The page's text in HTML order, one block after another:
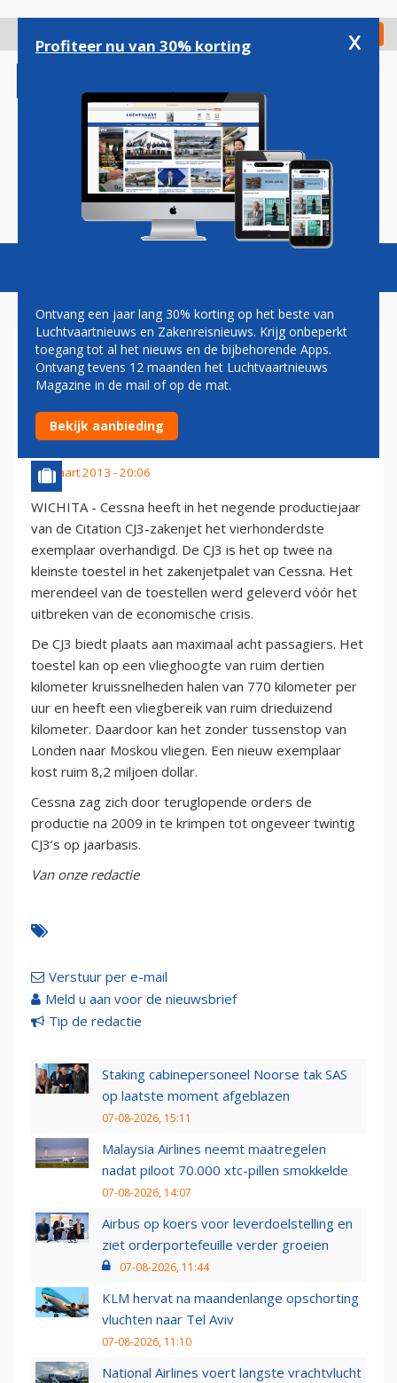
gaan
Check in
Magazine Podcasts Vacatures
CESSNA LEVERT
VIERHONDERDSTE CJ3-
ZAKENJET AF
30 maart 2013 - 20:06
WICHITA - Cessna heeft in het negende productiejaar
van de Citation CJ3-zakenjet het vierhonderdste
exemplaar overhandigd. De CJ3 is het op twee na
kleinste toestel in het zakenjetpalet van Cessna. Het
merendeel van de toestellen werd geleverd vóór het
uitbreken van de economische crisis.
De CJ3 biedt plaats aan maximaal acht passagiers. Het
toestel kan op een vlieghoogte van ruim dertien
kilometer kruissnelheden halen van 770 kilometer per
uur en heeft een vliegbereik van ruim drieduizend
kilometer. Daardoor kan het zonder tussenstop van
Londen naar Moskou vliegen. Een nieuw exemplaar
kost ruim 8,2 miljoen dollar.
Cessna zag zich door teruglopende orders de
productie na 2009 in te krimpen tot ongeveer twintig
CJ3’s op jaarbasis.
Van onze redactie
Verstuur per e-mail
Meld u aan voor de nieuwsbrief
Tip de redactie
Staking cabinepersoneel Noorse tak SAS
op laatste moment afgeblazen
07-08-2026, 15:11
Malaysia Airlines neemt maatregelen
nadat piloot 70.000 xtc-pillen smokkelde
07-08-2026, 14:07
Airbus op koers voor leverdoelstelling en
ziet orderportefeuille verder groeien
07-08-2026, 11:44
KLM hervat na maandenlange opschorting
vluchten naar Tel Aviv
07-08-2026, 11:10
National Airlines voert langste vrachtvlucht
Profiteer nu van 30% korting x
Ontvang een jaar lang 30% korting op het beste van
Luchtvaartnieuws en Zakenreisnieuws. Krijg onbeperkt
toegang tot al het nieuws en de bijbehorende Apps.
Ontvang tevens 12 maanden het Luchtvaartnieuws
Magazine in de mail of op de mat.
Bekijk aanbieding